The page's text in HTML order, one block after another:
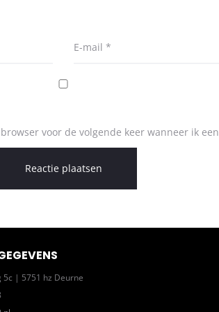
E-mail *
voor de volgende keer wanneer ik
5c | 5751 hz Deurne